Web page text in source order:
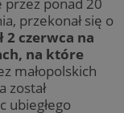
przekonał się o
2 czerwca na
na które
małopolskich
został
ubiegłego